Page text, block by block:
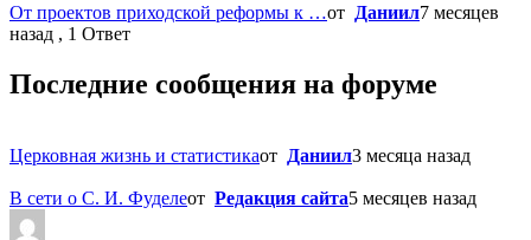
От проектов приходской реформы к …от Даниил7 месяцев
назад , 1 Ответ
Последние сообщения на форуме
Церковная жизнь и статистикаот Даниил3 месяца назад
В сети о С. И. Фуделеот Редакция сайта5 месяцев назад